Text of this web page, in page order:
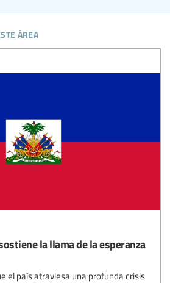
área
la llama de la esperanza
el país atraviesa una profunda crisis